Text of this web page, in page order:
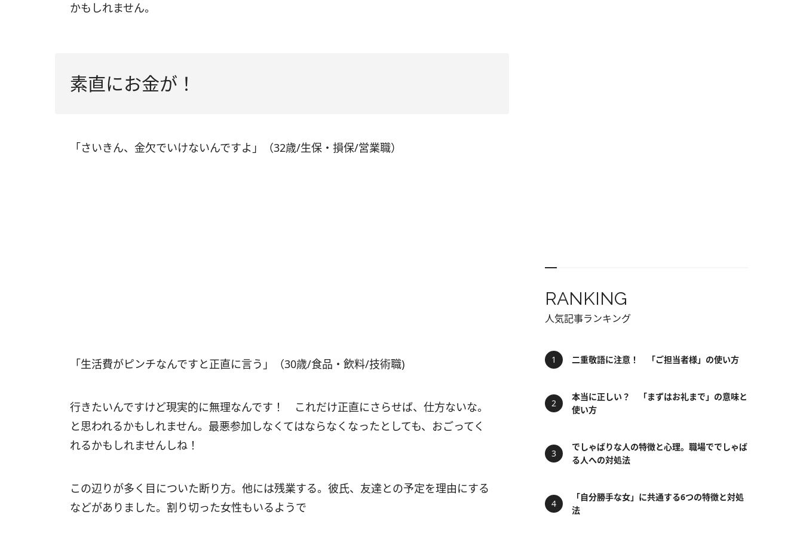
かもしれません。
素直にお金が！
「さいきん、金欠でいけないんですよ」（32歳/生保・損保/営業職）
「生活費がピンチなんですと正直に言う」（30歳/食品・飲料/技術職)
行きたいんですけど現実的に無理なんです！ これだけ正直にさらせば、仕方ないな。
と思われるかもしれません。最悪参加しなくてはならなくなったとしても、おごってく
れるかもしれませんしね！
この辺りが多く目についた断り方。他には残業する。彼氏、友達との予定を理由にする
などがありました。割り切った女性もいるようで
RANKING
人気記事ランキング
二重敬語に注意！ 「ご担当者様」の使い方
本当に正しい？ 「まずはお礼まで」の意味と
使い方
でしゃばりな人の特徴と心理。職場ででしゃば
る人への対処法
「自分勝手な女」に共通する6つの特徴と対処
法